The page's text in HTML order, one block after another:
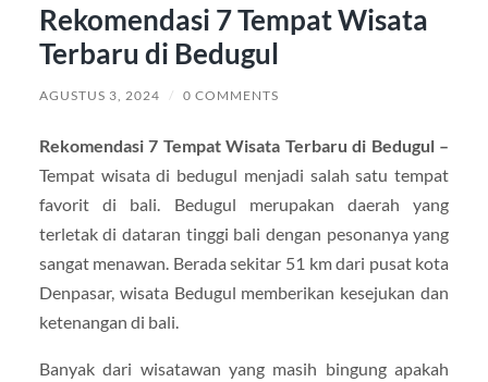
Rekomendasi 7 Tempat Wisata
Terbaru di Bedugul
AGUSTUS 3, 2024 / 0 COMMENTS
Rekomendasi 7 Tempat Wisata Terbaru di Bedugul –
Tempat wisata di bedugul menjadi salah satu tempat
favorit di bali. Bedugul merupakan daerah yang
terletak di dataran tinggi bali dengan pesonanya yang
sangat menawan. Berada sekitar 51 km dari pusat kota
Denpasar, wisata Bedugul memberikan kesejukan dan
ketenangan di bali.
Banyak dari wisatawan yang masih bingung apakah